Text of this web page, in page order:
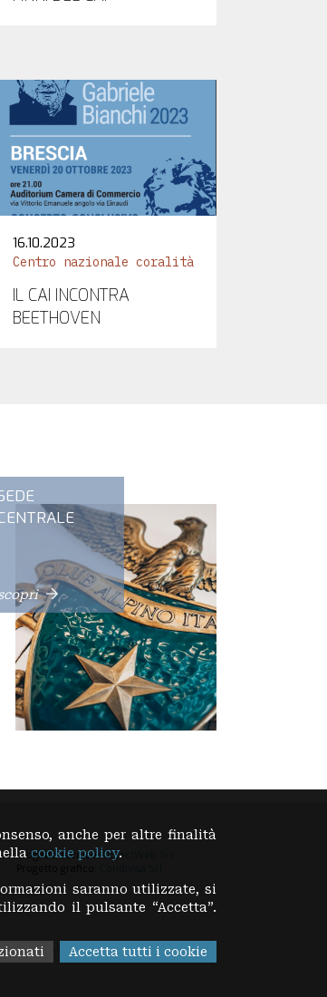
16.10.2023
Centro nazionale coralità
IL CAI INCONTRA
BEETHOVEN
Progetto tecnico:ObjectWeb Srl
visita il sito del Club Alpino Italiano
anche per altre finalità
cookie policy.
saranno utilizzate, si
il pulsante “Accetta”.
Accetta tutti i cookie